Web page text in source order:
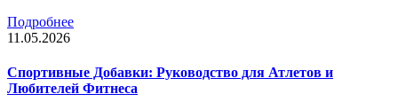
Подробнее
11.05.2026
Спортивные Добавки: Руководство для Атлетов и
Любителей Фитнеса